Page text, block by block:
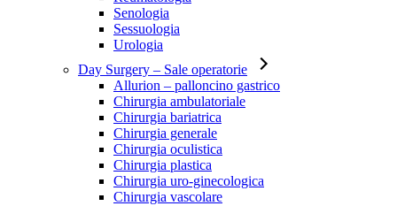
Senologia
Sessuologia
Urologia
Day Surgery – Sale operatorie
Allurion – palloncino gastrico
Chirurgia ambulatoriale
Chirurgia bariatrica
Chirurgia generale
Chirurgia oculistica
Chirurgia plastica
Chirurgia uro-ginecologica
Chirurgia vascolare